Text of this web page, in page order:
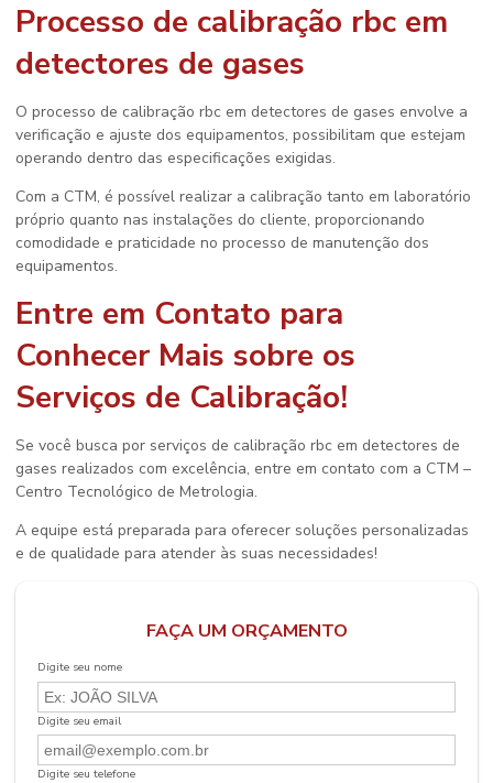
Processo de calibração rbc em
detectores de gases
O processo de calibração rbc em detectores de gases envolve a
verificação e ajuste dos equipamentos, possibilitam que estejam
operando dentro das especificações exigidas.
Com a CTM, é possível realizar a calibração tanto em laboratório
próprio quanto nas instalações do cliente, proporcionando
comodidade e praticidade no processo de manutenção dos
equipamentos.
Entre em Contato para
Conhecer Mais sobre os
Serviços de Calibração!
Se você busca por serviços de calibração rbc em detectores de
gases realizados com excelência, entre em contato com a CTM –
Centro Tecnológico de Metrologia.
A equipe está preparada para oferecer soluções personalizadas
e de qualidade para atender às suas necessidades!
FAÇA UM ORÇAMENTO
Digite seu nome
Digite seu email
Digite seu telefone